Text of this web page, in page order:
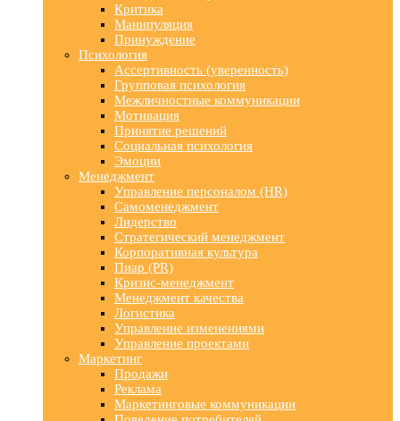
Критика
Манипуляция
Принуждение
Психология
Ассертивность (уверенность)
Групповая психология
Межличностные коммуникации
Мотивация
Принятие решений
Социальная психология
Эмоции
Менеджмент
Управление персоналом (HR)
Самоменеджмент
Лидерство
Стратегический менеджмент
Корпоративная культура
Пиар (PR)
Кризис-менеджмент
Менеджмент качества
Логистика
Управление изменениями
Управление проектами
Маркетинг
Продажи
Реклама
Маркетинговые коммуникации